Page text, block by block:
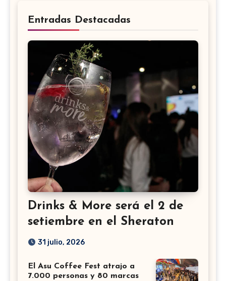
Entradas Destacadas
Drinks & More será el 2 de
setiembre en el Sheraton
31 julio, 2026
El Asu Coffee Fest atrajo a
7.000 personas y 80 marcas